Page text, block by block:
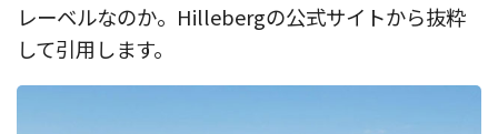
レーベルなのか。Hillebergの公式サイトから抜粋
して引用します。